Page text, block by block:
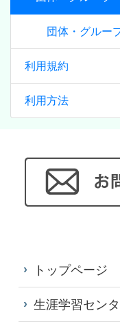
団体・グルー
利用規約
利用方法
トップページ
生涯学習セン